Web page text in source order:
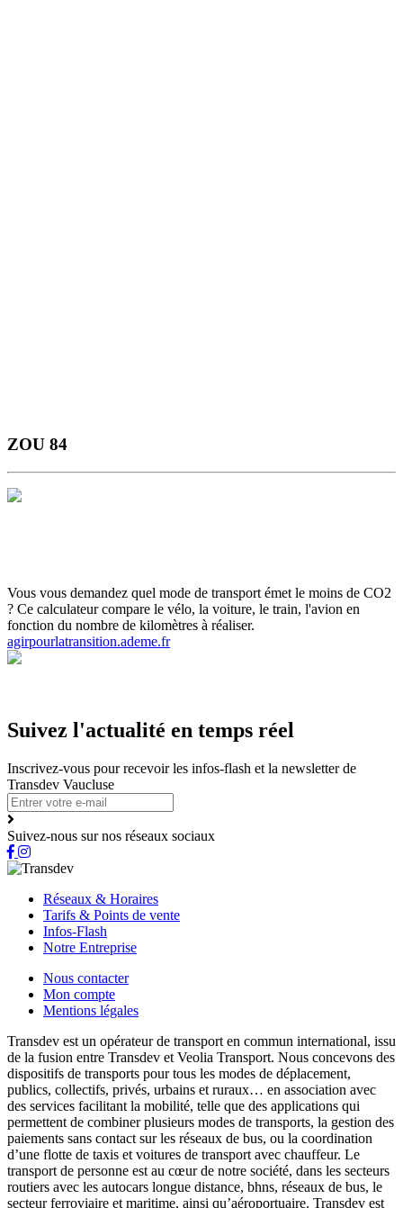
ZOU 84
Vous vous demandez quel mode de transport émet le moins de CO2
? Ce calculateur compare le vélo, la voiture, le train, l'avion en
fonction du nombre de kilomètres à réaliser.
agirpourlatransition.ademe.fr
Suivez l'actualité en temps réel
Inscrivez-vous pour recevoir les infos-flash et la newsletter de
Transdev Vaucluse
Suivez-nous sur nos réseaux sociaux
Réseaux & Horaires
Tarifs & Points de vente
Infos-Flash
Notre Entreprise
Nous contacter
Mon compte
Mentions légales
Transdev est un opérateur de transport en commun international, issu
de la fusion entre Transdev et Veolia Transport. Nous concevons des
dispositifs de transports pour tous les modes de déplacement,
publics, collectifs, privés, urbains et ruraux… en association avec
des services facilitant la mobilité, telle que des applications qui
permettent de combiner plusieurs modes de transports, la gestion des
paiements sans contact sur les réseaux de bus, ou la coordination
d’une flotte de taxis et voitures de transport avec chauffeur. Le
transport de personne est au cœur de notre société, dans les secteurs
routiers avec les autocars longue distance, bhns, réseaux de bus, le
secteur ferroviaire et maritime, ainsi qu’aéroportuaire. Transdev est